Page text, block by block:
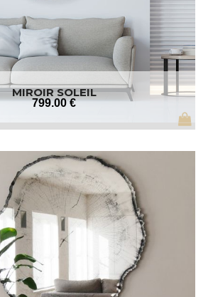
MIROIR SOLEIL
799.00 €